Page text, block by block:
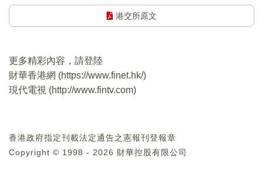
港交所原文
更多精彩內容，請登陸
財華香港網 (https://www.finet.hk/)
現代電視 (http://www.fintv.com)
香港政府指定刊載法定通告之憲報刊登報章
Copyright © 1998 - 2026 財華控股有限公司